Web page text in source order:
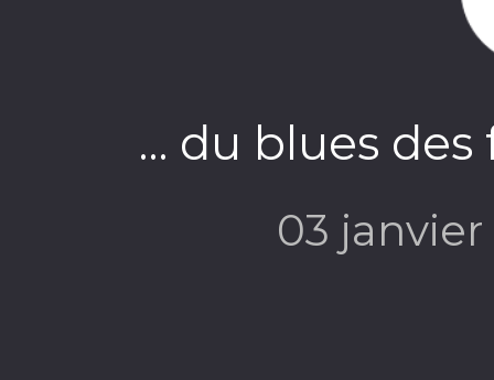
… du blues des
03